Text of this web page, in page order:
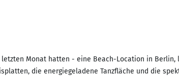
Monat hatten - eine Beach-Location in Berlin,
die energiegeladene Tanzfläche und die